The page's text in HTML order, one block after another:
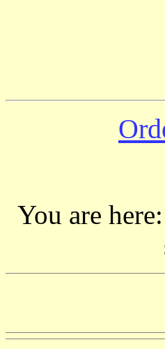
You are here: